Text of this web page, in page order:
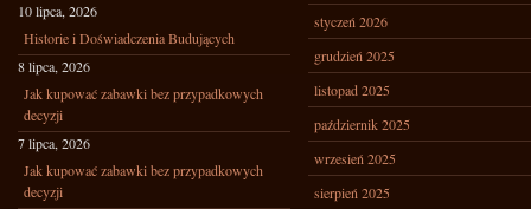
10 lipca, 2026
Historie i Doświadczenia Budujących
8 lipca, 2026
Jak kupować zabawki bez przypadkowych
decyzji
7 lipca, 2026
Jak kupować zabawki bez przypadkowych
decyzji
styczeń 2026
grudzień 2025
listopad 2025
październik 2025
wrzesień 2025
sierpień 2025